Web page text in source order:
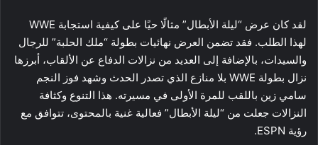
لقد كان عرض “ليلة الأبطال” مثالًا حيًا على كيفية استجابة WWE
لهذا الطلب. فقد تضمن العرض نهائيات بطولة “ملك الحلبة” للرجال
والسيدات، بالإضافة إلى العديد من نزالات الدفاع عن الألقاب، أبرزها
نزال بطولة WWE بلا منازع الذي تصدر الحدث وشهد فوز النجم
سامي زين باللقب للمرة الأولى في مسيرته. هذا التنوع وكثافة
النزالات جعلت من “ليلة الأبطال” فعالية غنية بالمحتوى، تتوافق مع
رؤية ESPN.